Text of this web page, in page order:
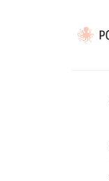
contenu